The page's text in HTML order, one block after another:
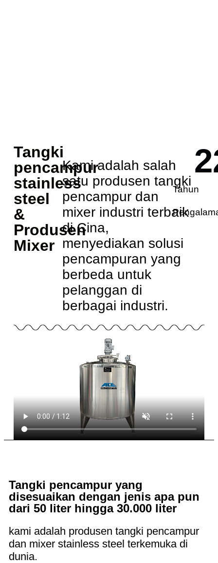
Tangki
pencampur
stainless
steel
&
Produsen
Mixer
Kami adalah salah
satu produsen tangki
pencampur dan
mixer industri terbaik
di Cina,
menyediakan solusi
pencampuran yang
berbeda untuk
pelanggan di
berbagai industri.
Tahun
Tangki pencampur yang
disesuaikan dengan jenis apa pun
dari 50 liter hingga 30.000 liter
kami adalah produsen tangki pencampur
dan mixer stainless steel terkemuka di
dunia.